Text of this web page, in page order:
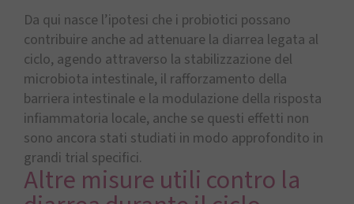
Da qui nasce l’ipotesi che i probiotici possano
contribuire anche ad attenuare la diarrea legata al
ciclo, agendo attraverso la stabilizzazione del
microbiota intestinale, il rafforzamento della
barriera intestinale e la modulazione della risposta
infiammatoria locale, anche se questi effetti non
sono ancora stati studiati in modo approfondito in
grandi trial specifici.
Altre misure utili contro la